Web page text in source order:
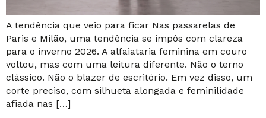
A tendência que veio para ficar Nas passarelas de
Paris e Milão, uma tendência se impôs com clareza
para o inverno 2026. A alfaiataria feminina em couro
voltou, mas com uma leitura diferente. Não o terno
clássico. Não o blazer de escritório. Em vez disso, um
corte preciso, com silhueta alongada e feminilidade
afiada nas […]